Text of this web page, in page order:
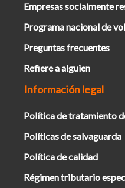
Empresas socialmente
Programa nacional de
Preguntas frecuentes
Refiere a alguien
Información legal
Política de tratamiento
Políticas de salvaguarda
Política de calidad
Régimen tributario